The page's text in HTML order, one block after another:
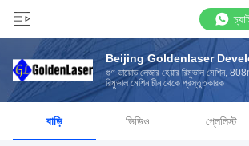
Beijing Goldenlaser
গুণ ডায়োড লেজার হেয়ার রিমুভাল মেশিন,
রিমুভাল মেশিন চীন থেকে প্রস্তুতকারক
বাড়ি ভিডিও প্লেলিস্ট